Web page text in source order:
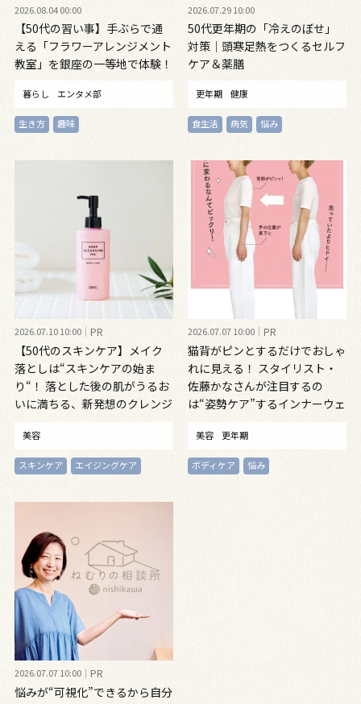
2026.08.04 00:00
【50代の習い事】手ぶらで通
える「フラワーアレンジメント
教室」を銀座の一等地で体験！
暮らし エンタメ部
生き方 趣味
2026.07.29 10:00
50代更年期の「冷えのぼせ」
対策｜頭寒足熱をつくるセルフ
ケア＆薬膳
更年期 健康
食生活 病気 悩み
2026.07.10 10:00 PR
【50代のスキンケア】メイク
落としは“スキンケアの始ま
り“！ 落とした後の肌がうるお
いに満ちる、新発想のクレンジ
美容
スキンケア エイジングケア
2026.07.07 10:00 PR
猫背がピンとするだけでおしゃ
れに見える！ スタイリスト・
佐藤かなさんが注目するの
は“姿勢ケア”するインナーウェ
美容 更年期
ボディケア 悩み
2026.07.07 10:00 PR
悩みが“可視化”できるから自分